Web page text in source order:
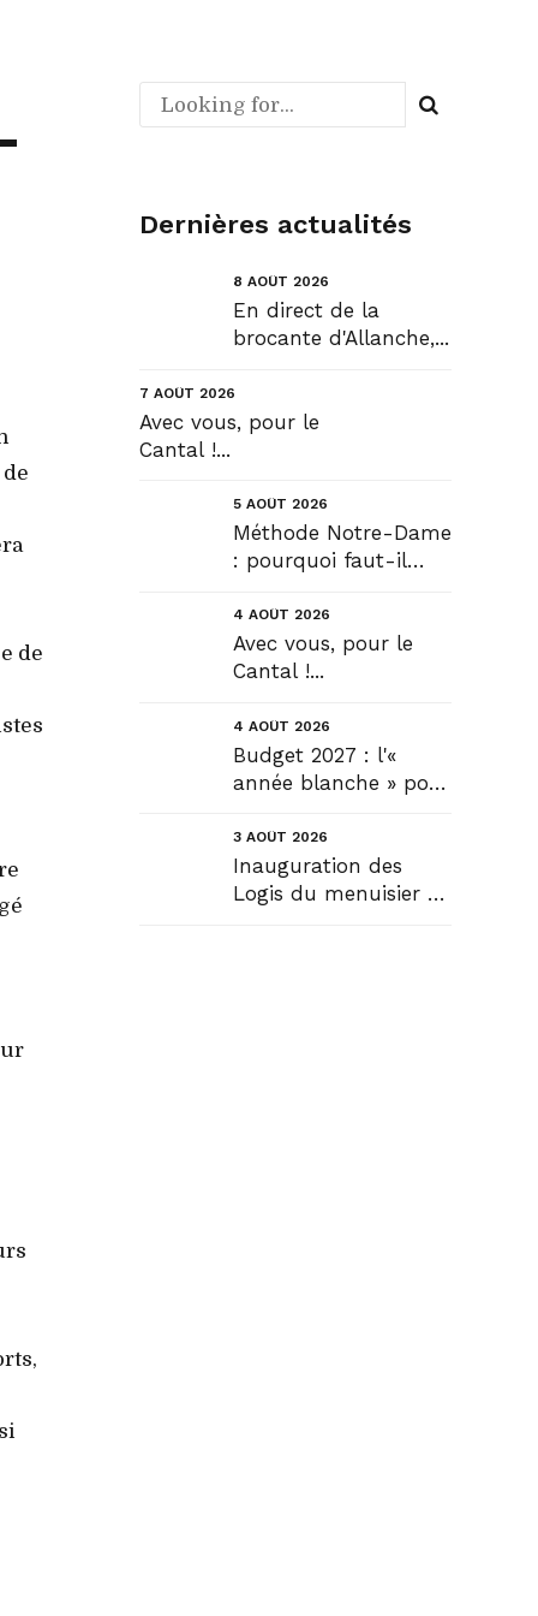
de
Dernières actualités
8 AOÛT 2026
En direct de la
brocante d'Allanche,...
7 AOÛT 2026
Avec vous, pour le
Cantal !...
5 AOÛT 2026
Méthode Notre-Dame
: pourquoi faut-il
construire !? Allons
plus loin !...
4 AOÛT 2026
Avec vous, pour le
Cantal !...
4 AOÛT 2026
Budget 2027 : l'«
année blanche » pour
solution....
3 AOÛT 2026
Inauguration des
Logis du menuisier à